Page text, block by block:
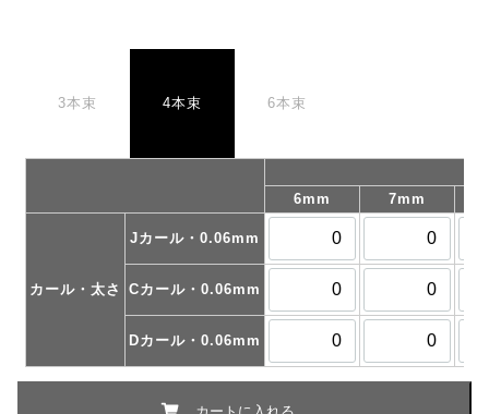
3本束 4本束 6本束
6mm 7mm
カール・太さ
Jカール・0.06mm
Cカール・0.06mm
Dカール・0.06mm